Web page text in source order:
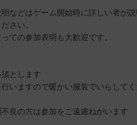
などはゲーム開始時に詳しい者が
さい。
ての参加表明も大歓迎です。
須とします
行いますので暖かい服装でいらして
不良の方は参加をご遠慮ねがいます